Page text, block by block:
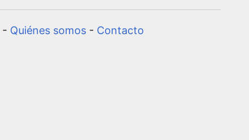
- Quiénes somos - Contacto